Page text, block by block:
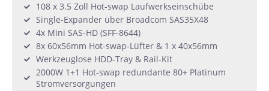
108 x 3.5 Zoll Hot-swap Laufwerkseinschübe
Single-Expander über Broadcom SAS35X48
4x Mini SAS-HD (SFF-8644)
8x 60x56mm Hot-swap-Lüfter & 1 x 40x56mm
Werkzeuglose HDD-Tray & Rail-Kit
2000W 1+1 Hot-swap redundante 80+ Platinum
Stromversorgungen